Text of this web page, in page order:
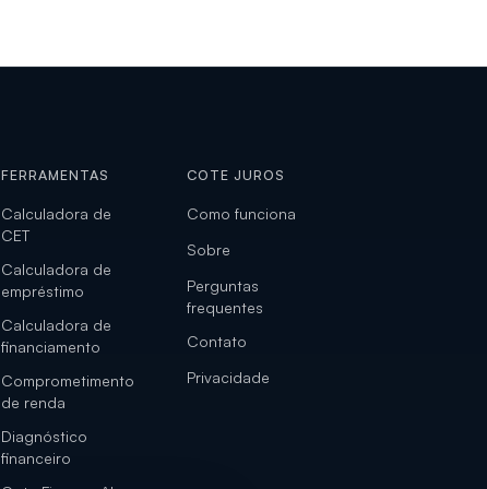
FERRAMENTAS
Calculadora de
CET
Calculadora de
empréstimo
Calculadora de
financiamento
Comprometimento
de renda
Diagnóstico
financeiro
COTE JUROS
Como funciona
Sobre
Perguntas
frequentes
Contato
Privacidade